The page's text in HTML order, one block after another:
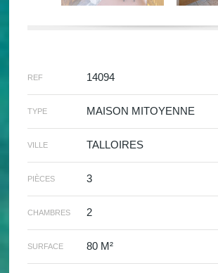
REF 14094
TYPE MAISON MITOYENNE
VILLE TALLOIRES
PIÈCES 3
CHAMBRES 2
SURFACE 80 M²